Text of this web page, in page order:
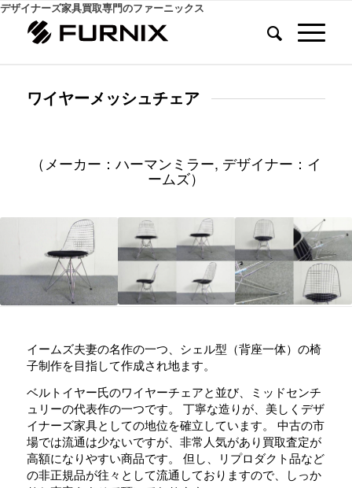
デザイナーズ家具買取専門のファーニックス
ワイヤーメッシュチェア
（メーカー：ハーマンミラー, デザイナー：イ
ームズ）
イームズ夫妻の名作の一つ、シェル型（背座一体）の椅
子制作を目指して作成され地ます。
ベルトイヤー氏のワイヤーチェアと並び、ミッドセンチ
ュリーの代表作の一つです。 丁寧な造りが、美しくデザ
イナーズ家具としての地位を確立しています。 中古の市
場では流通は少ないですが、非常人気があり買取査定が
高額になりやすい商品です。 但し、リプロダクト品など
の非正規品が往々として流通しておりますので、しっか